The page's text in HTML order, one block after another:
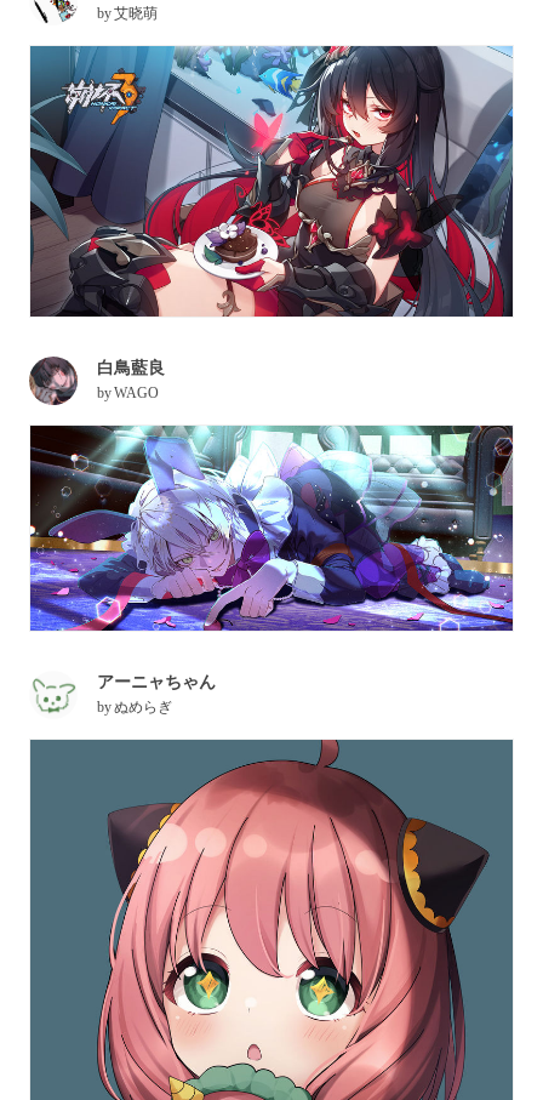
by艾晓萌
白鳥藍良
byWAGO
アーニャちゃん
byぬめらぎ